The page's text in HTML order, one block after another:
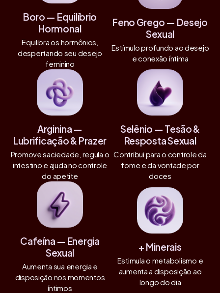
Boro — Equilíbrio
Hormonal
Equilibra os hormônios,
despertando seu desejo
feminino
Feno Grego — Desejo
Sexual
Estímulo profundo ao desejo
e conexão íntima
Arginina —
Lubrificação & Prazer
Promove saciedade, regula o
intestino e ajuda no controle
do apetite
Selênio — Tesão &
Resposta Sexual
Contribui para o controle da
fome e da vontade por
doces
Cafeína — Energia
Sexual
Aumenta sua energia e
disposição nos momentos
íntimos
+ Minerais
Estimula o metabolismo e
aumenta a disposição ao
longo do dia